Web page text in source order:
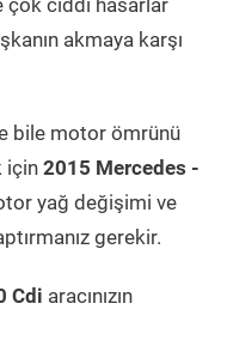
çok ciddi hasarlar
akmaya karşı
bile motor ömrünü
için 2015 Mercedes -
yağ değişimi ve
gerekir.
Cdi aracınızın